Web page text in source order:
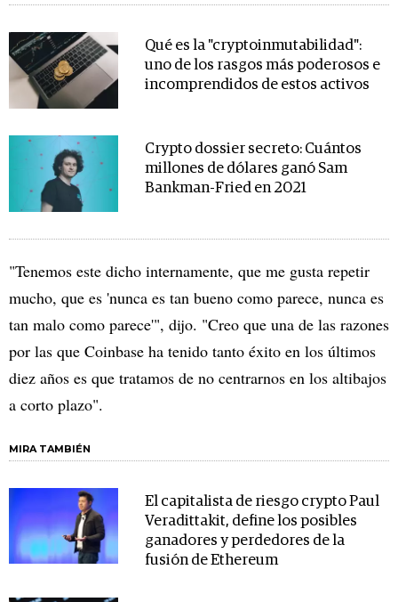
Qué es la "cryptoinmutabilidad":
uno de los rasgos más poderosos e
incomprendidos de estos activos
Crypto dossier secreto: Cuántos
millones de dólares ganó Sam
Bankman-Fried en 2021
"Tenemos este dicho internamente, que me gusta repetir
mucho, que es 'nunca es tan bueno como parece, nunca es
tan malo como parece'", dijo. "Creo que una de las razones
por las que Coinbase ha tenido tanto éxito en los últimos
diez años es que tratamos de no centrarnos en los altibajos
a corto plazo".
MIRA TAMBIÉN
El capitalista de riesgo crypto Paul
Veradittakit, define los posibles
ganadores y perdedores de la
fusión de Ethereum